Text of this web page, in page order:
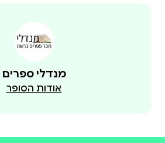
מנדלי ספרים
אודות הסופר